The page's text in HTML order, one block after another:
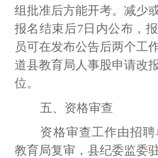
组批准后方能开考。减少
报名结束后7日内公布，
员可在发布公告后两个工
道县教育局人事股申请改
位。
五、资格审查
资格审查工作由招
教育局复审，县纪委监委